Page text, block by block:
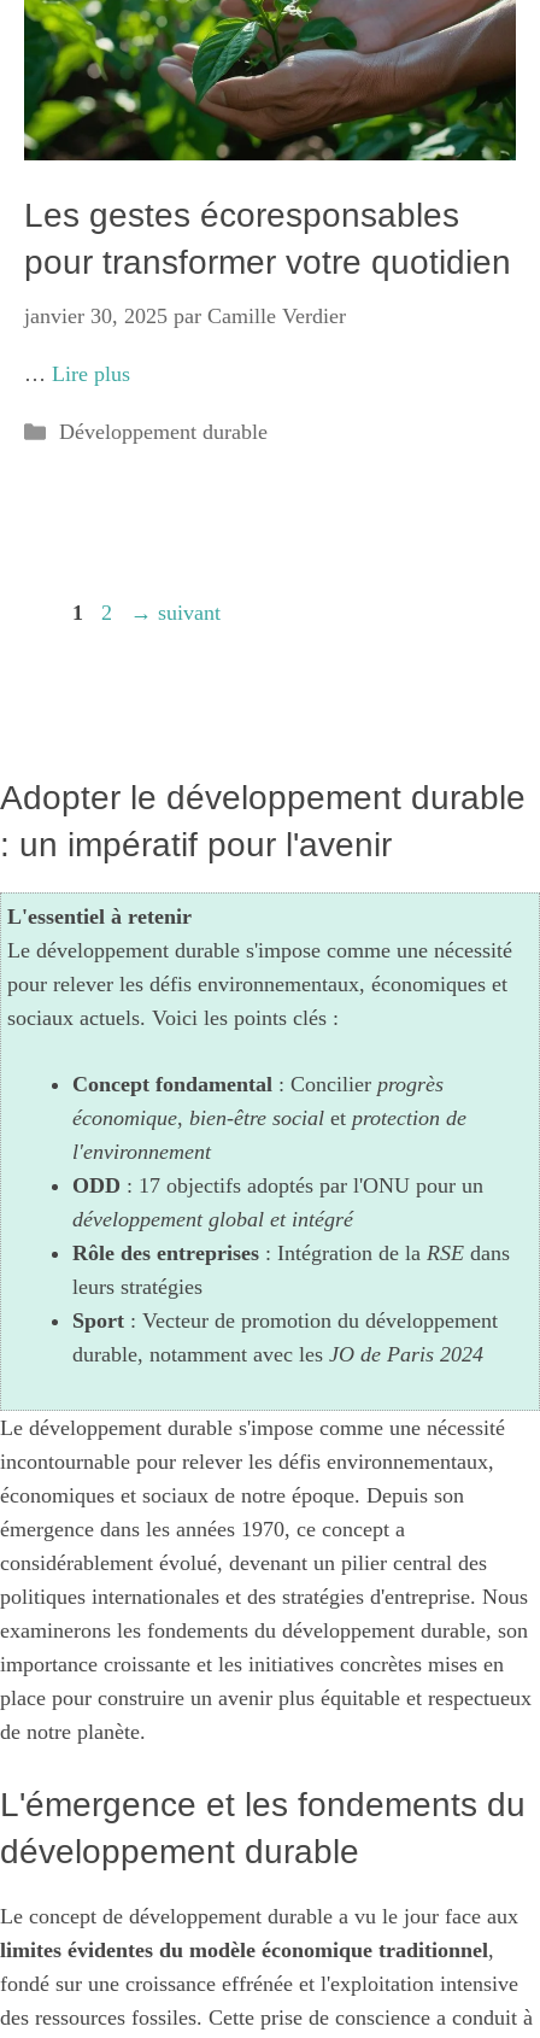
Les gestes écoresponsables
pour transformer votre quotidien
janvier 30, 2025 par Camille Verdier
… Lire plus
Catégories
Développement durable
Page
1 Page
2 → suivant
Adopter le développement durable
: un impératif pour l'avenir
L'essentiel à retenir
Le développement durable s'impose comme une nécessité
pour relever les défis environnementaux, économiques et
sociaux actuels. Voici les points clés :
Concept fondamental : Concilier progrès
économique, bien-être social et protection de
l'environnement
ODD : 17 objectifs adoptés par l'ONU pour un
développement global et intégré
Rôle des entreprises : Intégration de la RSE dans
leurs stratégies
Sport : Vecteur de promotion du développement
durable, notamment avec les JO de Paris 2024
Le développement durable s'impose comme une nécessité
incontournable pour relever les défis environnementaux,
économiques et sociaux de notre époque. Depuis son
émergence dans les années 1970, ce concept a
considérablement évolué, devenant un pilier central des
politiques internationales et des stratégies d'entreprise. Nous
examinerons les fondements du développement durable, son
importance croissante et les initiatives concrètes mises en
place pour construire un avenir plus équitable et respectueux
de notre planète.
L'émergence et les fondements du
développement durable
Le concept de développement durable a vu le jour face aux
limites évidentes du modèle économique traditionnel,
fondé sur une croissance effrénée et l'exploitation intensive
des ressources fossiles. Cette prise de conscience a conduit à